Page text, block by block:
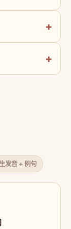
发音 + 例句